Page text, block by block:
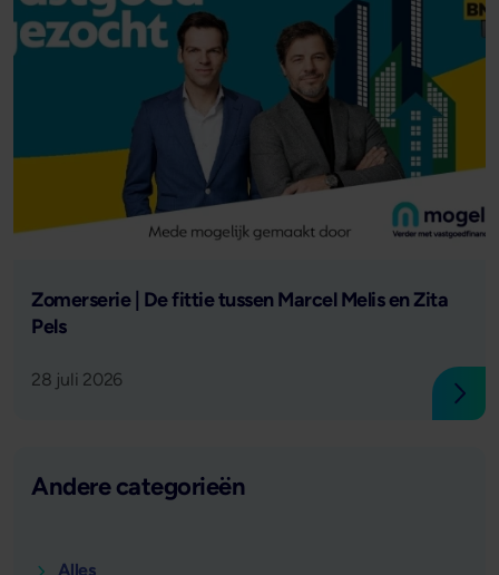
Lees verder
Zomerserie | De fittie tussen Marcel Melis en Zita
Pels
28 juli 2026
Andere categorieën
Alles